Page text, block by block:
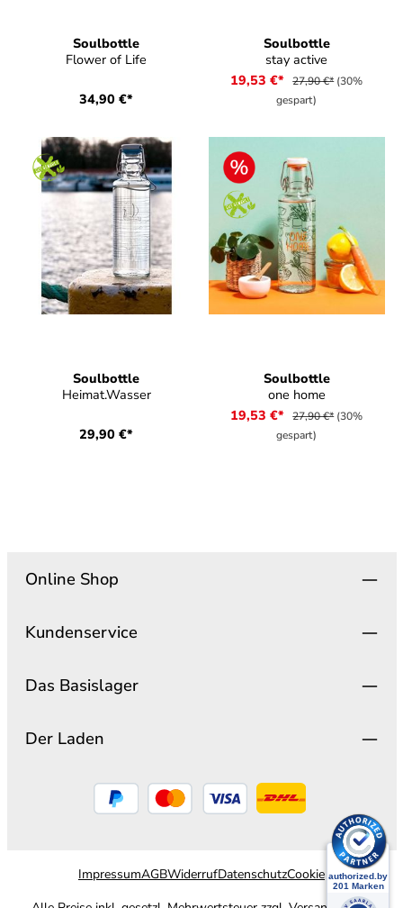
Soulbottle
Flower of Life
34,90 €*
Soulbottle
stay active
19,53 €* 27,90 €* (30%
gespart)
Soulbottle
Heimat.Wasser
29,90 €*
Soulbottle
one home
19,53 €* 27,90 €* (30%
gespart)
Online Shop
Kundenservice
Das Basislager
Der Laden
ImpressumAGBWiderrufDatenschutzCookie